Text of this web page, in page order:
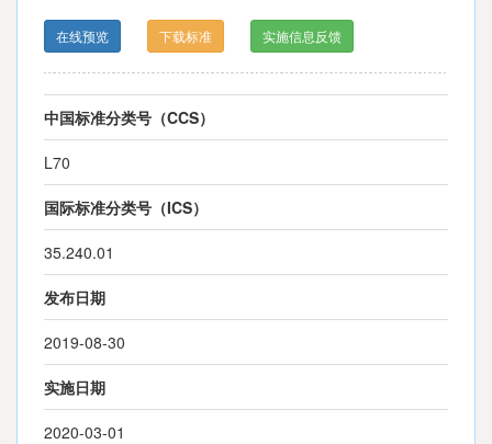
在线预览 下载标准 实施信息反馈
中国标准分类号（CCS）
L70
国际标准分类号（ICS）
35.240.01
发布日期
2019-08-30
实施日期
2020-03-01